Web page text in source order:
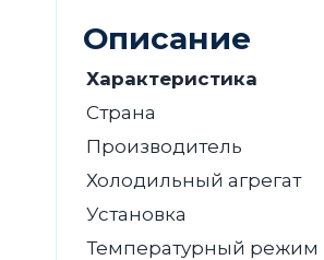
Описание
Характеристика
Страна
Производитель
Холодильный агрегат
Установка
Температурный режим